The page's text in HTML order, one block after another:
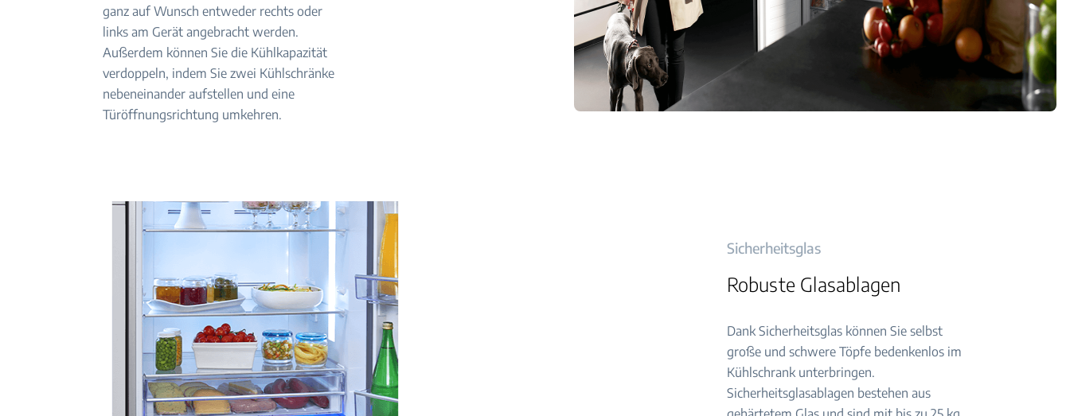
ganz auf Wunsch entweder rechts oder
links am Gerät angebracht werden.
Außerdem können Sie die Kühlkapazität
verdoppeln, indem Sie zwei Kühlschränke
nebeneinander aufstellen und eine
Türöffnungsrichtung umkehren.
Sicherheitsglas
Robuste Glasablagen
Dank Sicherheitsglas können Sie selbst
große und schwere Töpfe bedenkenlos im
Kühlschrank unterbringen.
Sicherheitsglasablagen bestehen aus